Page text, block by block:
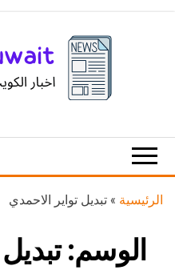
الرئيسية » تبديل تواير الاحمدي
الوسم: